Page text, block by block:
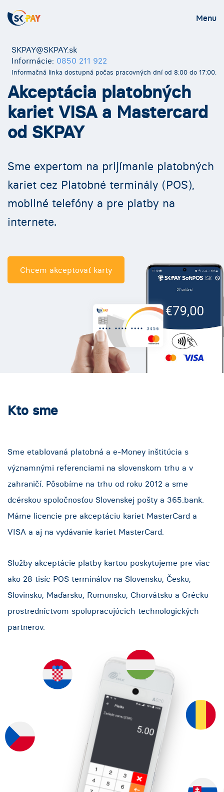
Menu
SKPAY@SKPAY.sk
Informácie: 0850 211 922
Informačná linka dostupná počas pracovných dníod 8:00 do 17:00.
Akceptácia platobných
kariet VISA a Mastercard
od SKPAY
Sme expertom na prijímanie platobných
kariet cez Platobné terminály (POS),
mobilné telefóny a pre platby na
internete.
Chcem akceptovať karty
Kto sme
Sme etablovaná platobná a e-Money inštitúcia s
významnými referenciami na slovenskom trhu a v
zahraničí. Pôsobíme na trhu od roku 2012 a sme
dcérskou spoločnosťou Slovenskej pošty a 365.bank.
Máme licencie pre akceptáciu kariet MasterCard a
VISA a aj na vydávanie kariet MasterCard.
Služby akceptácie platby kartou poskytujeme pre viac
ako 28 tisíc POS terminálov na Slovensku, Česku,
Slovinsku, Maďarsku, Rumunsku, Chorvátsku a Grécku
prostredníctvom spolupracujúcich technologických
partnerov.